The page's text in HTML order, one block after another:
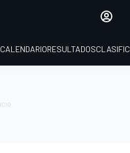
CALENDARIORESULTADOS